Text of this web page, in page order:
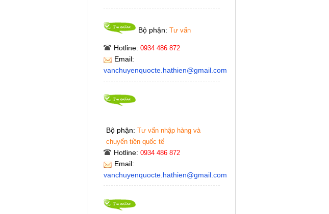
Bộ phận: Tư vấn
Hotline: 0934 486 872
Email:
vanchuyenquocte.hathien@gmail.com
Bộ phận: Tư vấn nhập hàng và
chuyển tiền quốc tế
Hotline: 0934 486 872
Email:
vanchuyenquocte.hathien@gmail.com